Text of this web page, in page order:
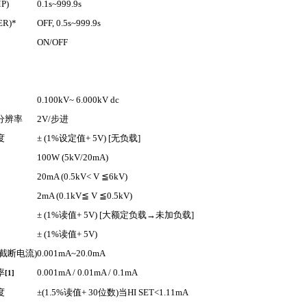
0.1s~999.9s
OFF, 0.5s~999.9s
ON/OFF
0.100kV~ 6.000kV dc
辨率
2V/步进
± (1%设定值+ 5V) [无负载]
100W (5kV/20mA)
20mA (0.5kV< V ≦6kV)
2mA (0.1kV≦ V ≦0.5kV)
± (1%读值+ 5V) [大额定负载→未加负载]
± (1%读值+ 5V)
断电流)0.001mA~20.0mA
[1]
0.001mA / 0.01mA / 0.1mA
±(1.5%读值+ 30位数)当HI SET<1.11mA